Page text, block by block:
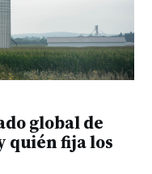
global de
quién fija los